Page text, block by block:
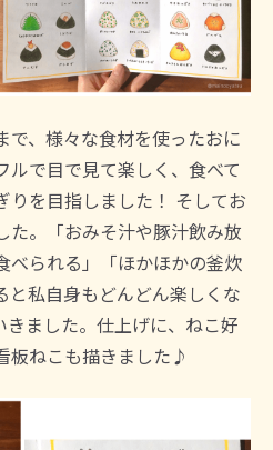
で、様々な食材を使ったおに
ルで目で見て楽しく、食べて
りを目指しました！ そしてお
た。「おみそ汁や豚汁飲み放
べられる」「ほかほかの釜炊
と私自身もどんどん楽しくな
きました。仕上げに、ねこ好
板ねこも描きました♪